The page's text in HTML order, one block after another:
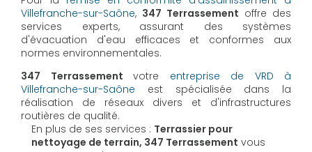
Villefranche-sur-Saône, 347 Terrassement offre des
services experts, assurant des systèmes
d'évacuation d'eau efficaces et conformes aux
normes environnementales.
347 Terrassement votre entreprise de VRD à
Villefranche-sur-Saône est spécialisée dans la
réalisation de réseaux divers et d'infrastructures
routières de qualité.
En plus de ses services : Terrassier pour
nettoyage de terrain, 347 Terrassement vous